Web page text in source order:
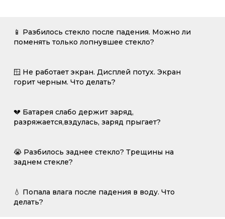
📱 Разбилось стекло после падения. Можно ли
поменять только лопнувшее стекло?
🪟 Не работает экран. Дисплей потух. Экран
горит черным. Что делать?
💔 Батарея слабо держит заряд,
разряжается,вздулась, заряд прыгает?
😭 Разбилось заднее стекло? Трещины на
заднем стекле?
💧 Попала влага после падения в воду. Что
делать?